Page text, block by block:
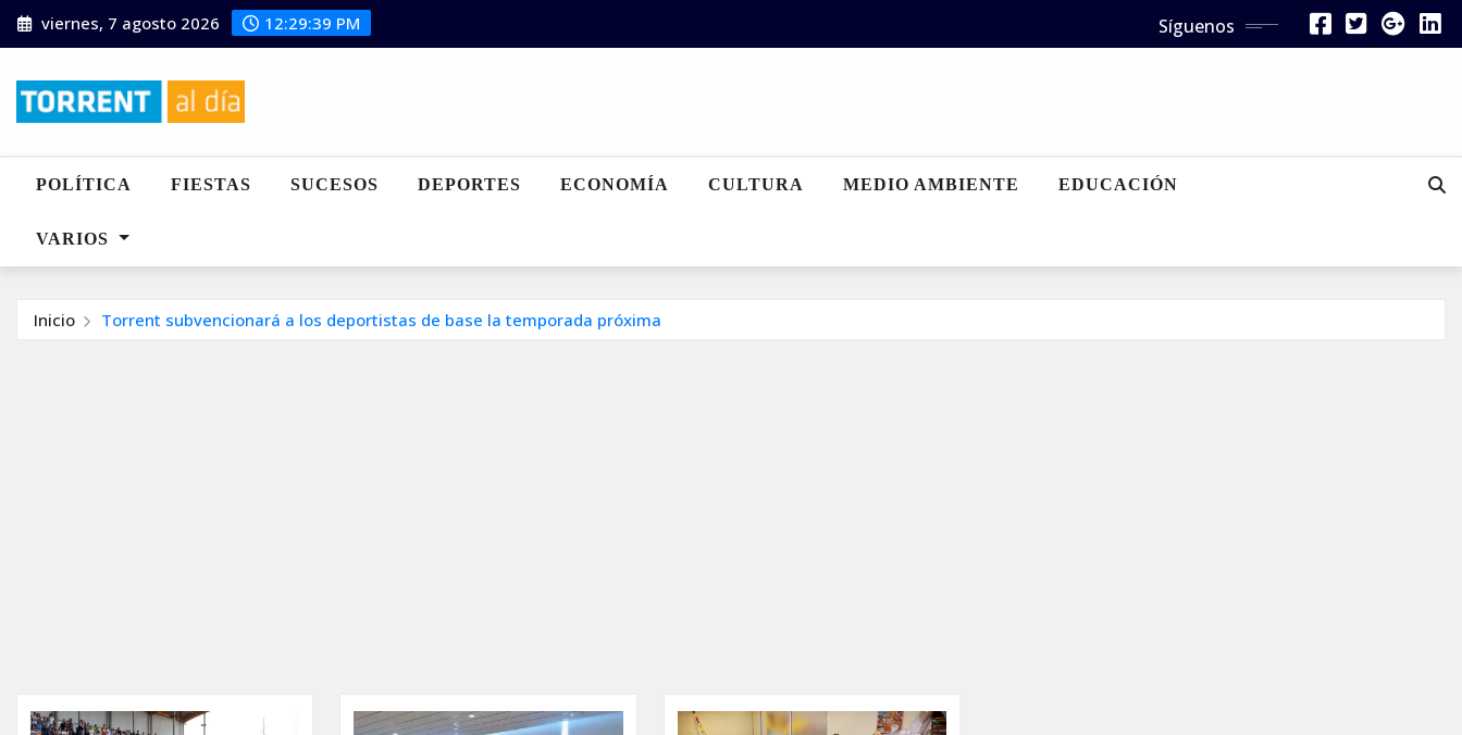
Saltar
al
viernes, 7 agosto 2026 12:29:40 PM Síguenos
POLÍTICA FIESTAS SUCESOS DEPORTES ECONOMÍA CULTURA MEDIO AMBIENTE EDUCACIÓN
VARIOS
Inicio Torrent subvencionará a los deportistas de base la temporada próxima